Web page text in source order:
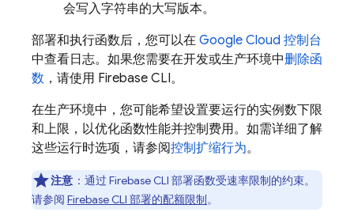
会写入字符串的大写版本。
部署和执行函数后，您可以在 Google Cloud 控制台
中查看日志。如果您需要在开发或生产环境中删除函
数 ，请使用 Firebase CLI。
在生产环境中，您可能希望设置要运行的实例数下限
和上限，以优化函数性能并控制费用。如需详细了解
这些运行时选项，请参阅控制扩缩行为。
注意 ：通过 FirebaseCLI 部署函数受速率限制的约束。
请参阅 Firebase CLI 部署的配额限制。